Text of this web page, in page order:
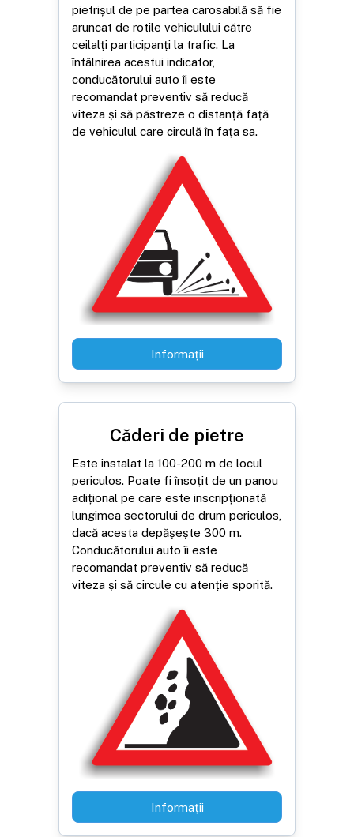
pietrișul de pe partea carosabilă să fie
aruncat de rotile vehiculului către
ceilalți participanți la trafic. La
întâlnirea acestui indicator,
conducătorului auto îi este
recomandat preventiv să reducă
viteza și să păstreze o distanță față
de vehiculul care circulă în fața sa.
Informații
Căderi de pietre
Este instalat la 100-200 m de locul
periculos. Poate fi însoțit de un panou
adițional pe care este inscripționată
lungimea sectorului de drum periculos,
dacă acesta depășește 300 m.
Conducătorului auto îi este
recomandat preventiv să reducă
viteza și să circule cu atenție sporită.
Informații